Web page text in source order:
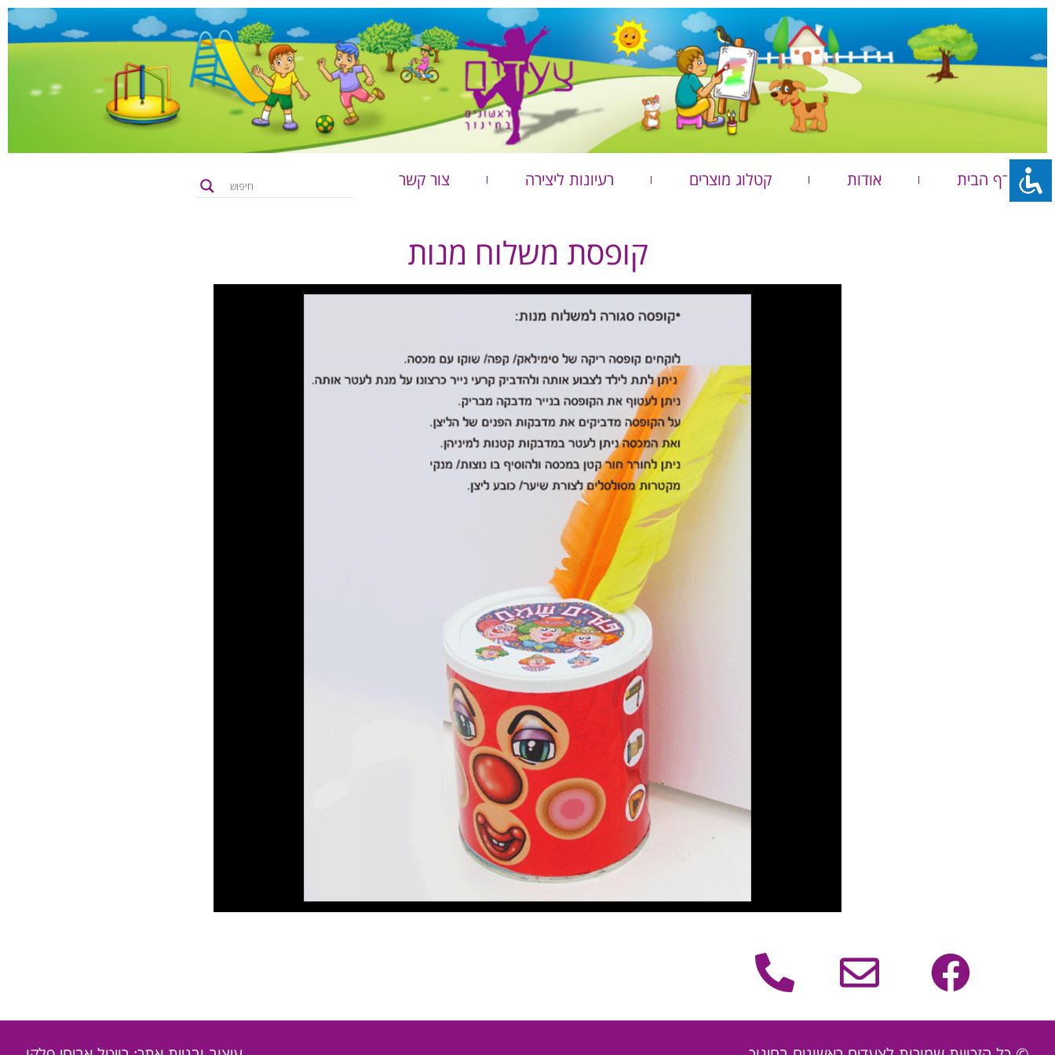
דף הבית אודות קטלוג מוצרים רעיונות ליצירה צור קשר
קופסת משלוח מנות